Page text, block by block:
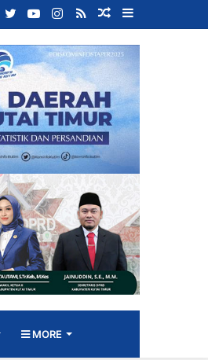
Random
Article
RSS
Instagram
YouTube
Twitter
Facebook
MORE